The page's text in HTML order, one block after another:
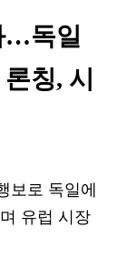
…독일
칭, 시
보로 독일에
유럽 시장